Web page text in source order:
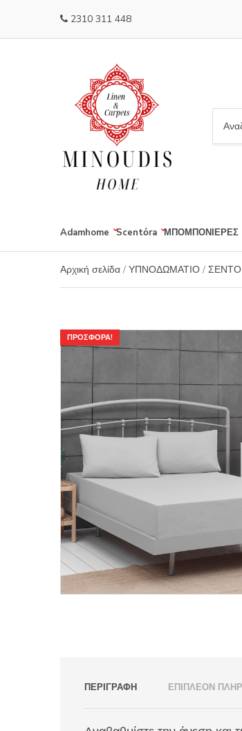
2310 311 448
a
y
n
a
m
Adamhome Scentόra ΜΠΟΜΠΟΝΙΕΡΕΣ
Αρχική σελίδα / ΥΠΝΟΔΩΜΑΤΙΟ /
ΠΡΟΣΦΟΡΆ!
ΠΕΡΙΓΡΑΦΉ ΕΠΙΠΛΈΟΝ